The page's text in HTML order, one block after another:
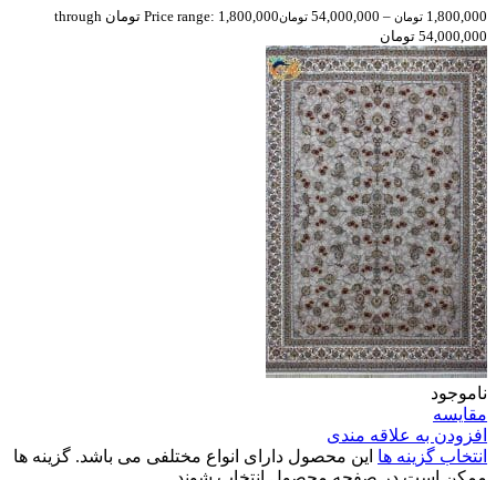
1,800,000 تومان –
54,000,000 تومان
Price range: 1,800,000 تومان through
54,000,000 تومان
ناموجود
مقایسه
افزودن به علاقه مندی
انتخاب گزینه ها این محصول دارای انواع مختلفی می باشد. گزینه ها